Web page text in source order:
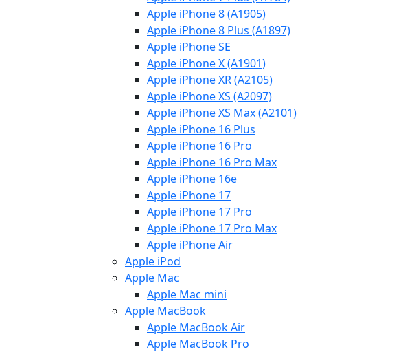
Apple iPhone 8 (A1905)
Apple iPhone 8 Plus (A1897)
Apple iPhone SE
Apple iPhone X (A1901)
Apple iPhone XR (A2105)
Apple iPhone XS (A2097)
Apple iPhone XS Max (A2101)
Apple iPhone 16 Plus
Apple iPhone 16 Pro
Apple iPhone 16 Pro Max
Apple iPhone 16e
Apple iPhone 17
Apple iPhone 17 Pro
Apple iPhone 17 Pro Max
Apple iPhone Air
Apple iPod
Apple Mac
Apple Mac mini
Apple MacBook
Apple MacBook Air
Apple MacBook Pro